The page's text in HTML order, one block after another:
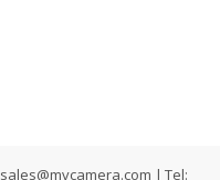
sales@mvcamera.com | Tel: